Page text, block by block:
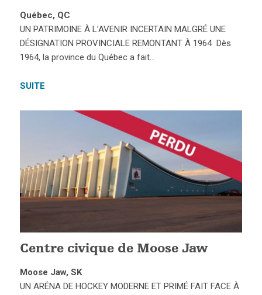
Québec, QC
UN PATRIMOINE À L’AVENIR INCERTAIN MALGRÉ UNE
DÉSIGNATION PROVINCIALE REMONTANT À 1964 Dès
1964, la province du Québec a fait…
SUITE
Centre civique de Moose Jaw
Moose Jaw, SK
UN ARÉNA DE HOCKEY MODERNE ET PRIMÉ FAIT FACE À